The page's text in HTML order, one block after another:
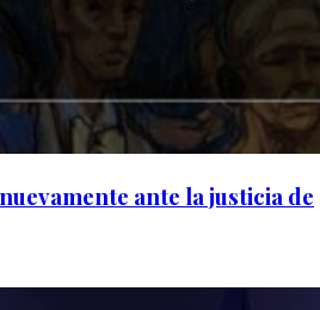
ante la justicia de